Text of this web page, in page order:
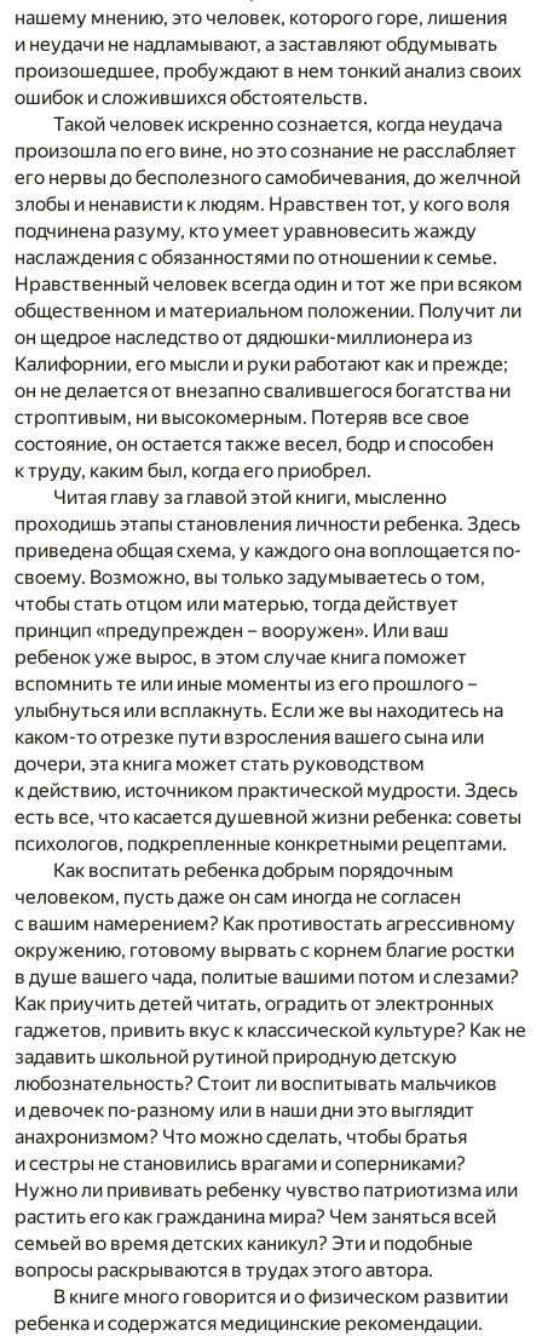
нашему мнению, это человек, которого горе, лишения
и неудачи не надламывают, а заставляют обдумывать
произошедшее, пробуждают в нем тонкий анализ своих
ошибок и сложившихся обстоятельств.
Такой человек искренно сознается, когда неудача
произошла по его вине, но это сознание не расслабляет
его нервы до бесполезного самобичевания, до желчной
злобы и ненависти к людям. Нравствен тот, у кого воля
подчинена разуму, кто умеет уравновесить жажду
наслаждения с обязанностями по отношении к семье.
Нравственный человек всегда один и тот же при всяком
общественном и материальном положении. Получит ли
он щедрое наследство от дядюшки-миллионера из
Калифорнии, его мысли и руки работают как и прежде;
он не делается от внезапно свалившегося богатства ни
строптивым, ни высокомерным. Потеряв все свое
состояние, он остается также весел, бодр и способен
к труду, каким был, когда его приобрел.
Читая главу за главой этой книги, мысленно
проходишь этапы становления личности ребенка. Здесь
приведена общая схема, у каждого она воплощается по-
своему. Возможно, вы только задумываетесь о том,
чтобы стать отцом или матерью, тогда действует
принцип «предупрежден – вооружен». Или ваш
ребенок уже вырос, в этом случае книга поможет
вспомнить те или иные моменты из его прошлого –
улыбнуться или всплакнуть. Если же вы находитесь на
каком-то отрезке пути взросления вашего сына или
дочери, эта книга может стать руководством
к действию, источником практической мудрости. Здесь
есть все, что касается душевной жизни ребенка: советы
психологов, подкрепленные конкретными рецептами.
Как воспитать ребенка добрым порядочным
человеком, пусть даже он сам иногда не согласен
с вашим намерением? Как противостать агрессивному
окружению, готовому вырвать с корнем благие ростки
в душе вашего чада, политые вашими потом и слезами?
Как приучить детей читать, оградить от электронных
гаджетов, привить вкус к классической культуре? Как не
задавить школьной рутиной природную детскую
любознательность? Стоит ли воспитывать мальчиков
и девочек по-разному или в наши дни это выглядит
анахронизмом? Что можно сделать, чтобы братья
и сестры не становились врагами и соперниками?
Нужно ли прививать ребенку чувство патриотизма или
растить его как гражданина мира? Чем заняться всей
семьей во время детских каникул? Эти и подобные
вопросы раскрываются в трудах этого автора.
В книге много говорится и о физическом развитии
ребенка и содержатся медицинские рекомендации.